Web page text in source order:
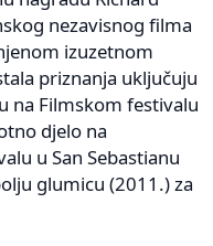
nezavisnog filma
izuzetnom
priznanja uključuju
na Filmskom festivalu
djelo na
u San Sebastianu
glumicu (2011.) za